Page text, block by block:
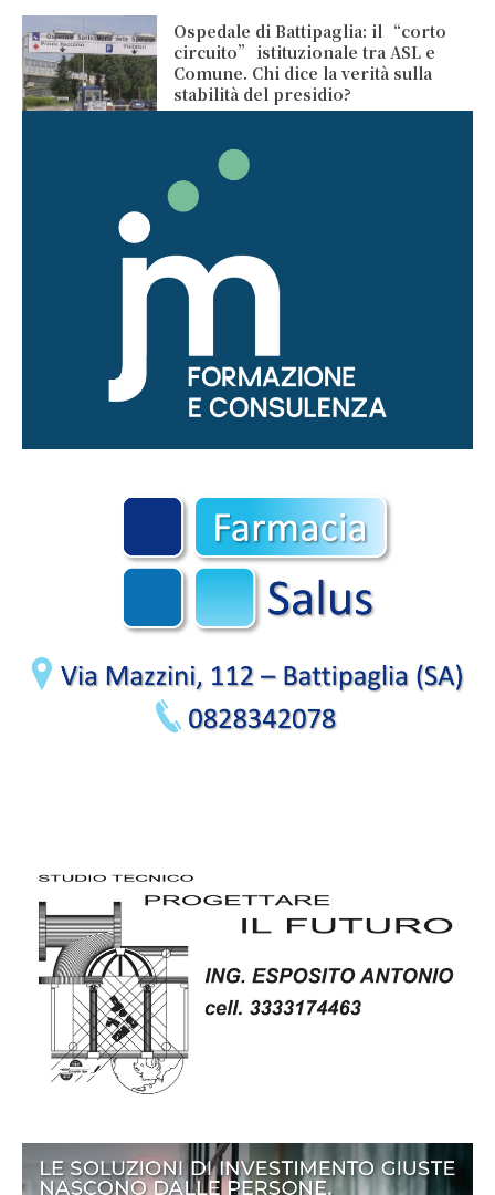
Ospedale di Battipaglia: il “corto
circuito” istituzionale tra ASL e
Comune. Chi dice la verità sulla
stabilità del presidio?